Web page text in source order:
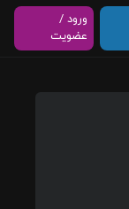
ورود /
عضویت